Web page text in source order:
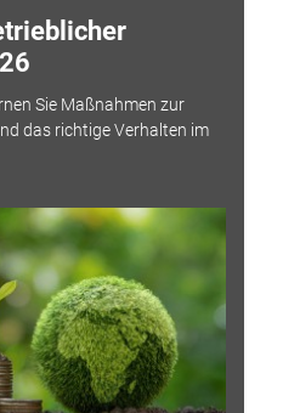
Sie Maßnahmen zur
das richtige Verhalten im